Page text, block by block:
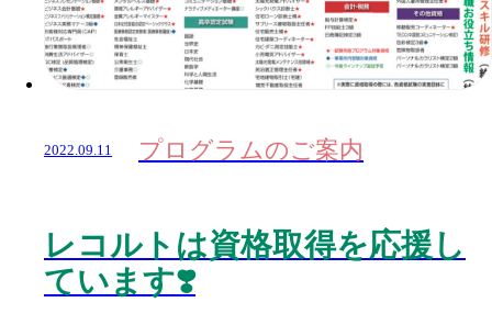
2022.09.11 プログラムのご案内
レコルトは資格取得を応援し
ています❣️